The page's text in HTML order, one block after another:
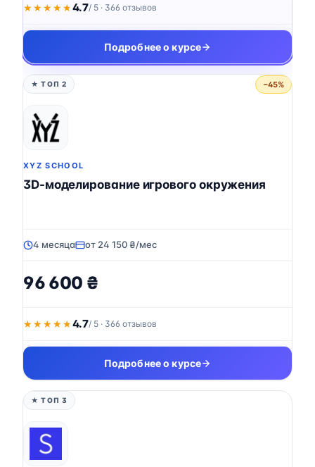
★★★★★
★★★★★ 4.7/ 5 · 366 отзывов
Подробнее о курсе
★ ТОП 2 −45%
XYZ SCHOOL
3D-моделирование игрового окружения
4 месяца от 24 150 ₴/мес
96 600 ₴
★★★★★
★★★★★ 4.7/ 5 · 366 отзывов
Подробнее о курсе
★ ТОП 3